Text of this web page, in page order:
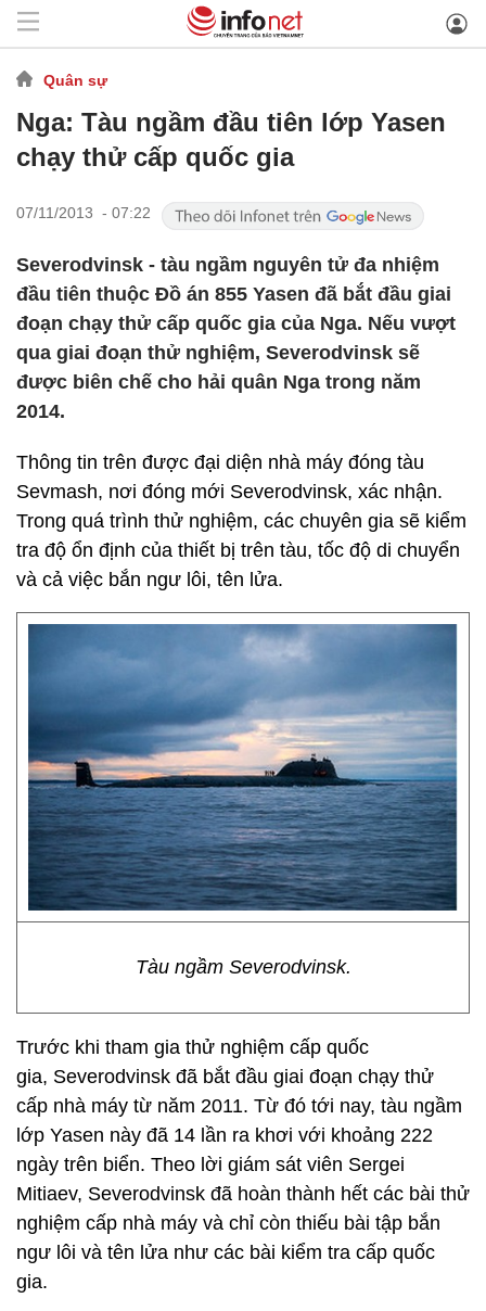
Quân sự
Nga: Tàu ngầm đầu tiên lớp Yasen
chạy thử cấp quốc gia
07/11/2013 - 07:22
Severodvinsk - tàu ngầm nguyên tử đa nhiệm
đầu tiên thuộc Đồ án 855 Yasen đã bắt đầu giai
đoạn chạy thử cấp quốc gia của Nga. Nếu vượt
qua giai đoạn thử nghiệm, Severodvinsk sẽ
được biên chế cho hải quân Nga trong năm
2014.
Thông tin trên được đại diện nhà máy đóng tàu
Sevmash, nơi đóng mới Severodvinsk, xác nhận.
Trong quá trình thử nghiệm, các chuyên gia sẽ kiểm
tra độ ổn định của thiết bị trên tàu, tốc độ di chuyển
và cả việc bắn ngư lôi, tên lửa.
Tàu ngầm Severodvinsk.
Trước khi tham gia thử nghiệm cấp quốc
gia, Severodvinsk đã bắt đầu giai đoạn chạy thử
cấp nhà máy từ năm 2011. Từ đó tới nay, tàu ngầm
lớp Yasen này đã 14 lần ra khơi với khoảng 222
ngày trên biển. Theo lời giám sát viên Sergei
Mitiaev, Severodvinsk đã hoàn thành hết các bài thử
nghiệm cấp nhà máy và chỉ còn thiếu bài tập bắn
ngư lôi và tên lửa như các bài kiểm tra cấp quốc
gia.